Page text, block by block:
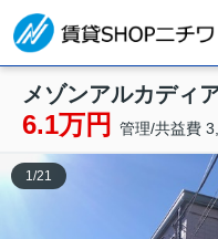
メゾンアルカディ
6.1万円 管理/共益費
1 /21